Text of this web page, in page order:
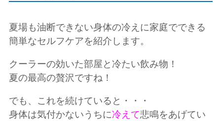
夏場も油断できない身体の冷えに家庭でできる
簡単なセルフケアを紹介します。
クーラーの効いた部屋と冷たい飲み物！
夏の最高の贅沢ですね！
でも、これを続けていると・・・
身体は気付かないうちに冷えて悲鳴をあげてい